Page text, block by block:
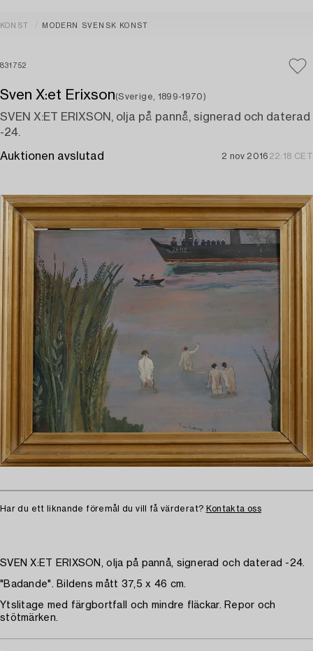
KONST MODERN SVENSK KONST
831752
Sven X:et Erixson(Sverige, 1899-1970)
SVEN X:ET ERIXSON, olja på pannå, signerad och daterad
-24.
Auktionen avslutad 2 nov 2016 22:18 CET
Har du ett liknande föremål du vill få värderat? Kontakta oss
SVEN X:ET ERIXSON, olja på pannå, signerad och daterad -24.
"Badande". Bildens mått 37,5 x 46 cm.
Ytslitage med färgbortfall och mindre fläckar. Repor och
stötmärken.